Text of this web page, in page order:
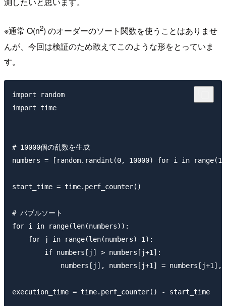
※通常 O(n2) のオーダーのソート関数を使うことはありませ
んが、今回は検証のため敢えてこのような形をとっていま
す。
import random
import time
# 10000個の乱数を生成
numbers = [random.randint(0, 10000) for i in
start_time = time.perf_counter()
# バブルソート
for i in range(len(numbers)):
    for j in range(len(numbers)-1):
        if numbers[j] > numbers[j+1]:
numbers[j], numbers[j+1] = numbers[j+1],
execution_time = time.perf_counter() - start_time